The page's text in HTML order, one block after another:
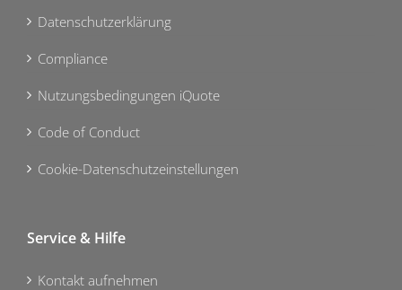
Datenschutzerklärung
Compliance
Nutzungsbedingungen iQuote
Code of Conduct
Cookie-Datenschutzeinstellungen
Service & Hilfe
Kontakt aufnehmen